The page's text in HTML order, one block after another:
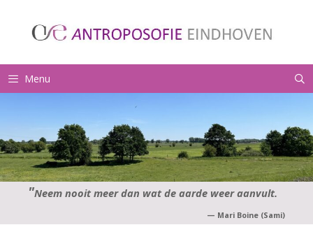
Menu
Neem nooit meer dan wat de aarde weer aanvult.
— Mari Boine (Sami)